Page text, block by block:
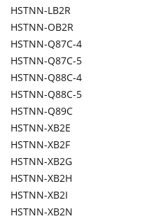
HSTNN-LB2R
HSTNN-OB2R
HSTNN-Q87C-4
HSTNN-Q87C-5
HSTNN-Q88C-4
HSTNN-Q88C-5
HSTNN-Q89C
HSTNN-XB2E
HSTNN-XB2F
HSTNN-XB2G
HSTNN-XB2H
HSTNN-XB2I
HSTNN-XB2N